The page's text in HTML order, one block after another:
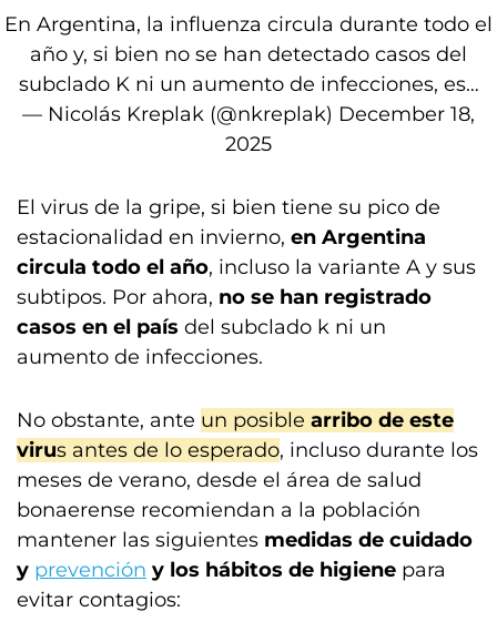
En Argentina, la influenza circula durante todo el
año y, si bien no se han detectado casos del
subclado K ni un aumento de infecciones, es…
— Nicolás Kreplak (@nkreplak) December 18,
2025
El virus de la gripe, si bien tiene su pico de
estacionalidad en invierno, en Argentina
circula todo el año, incluso la variante A y sus
subtipos. Por ahora, no se han registrado
casos en el país del subclado k ni un
aumento de infecciones.
No obstante, ante un posible arribo de este
virus antes de lo esperado, incluso durante los
meses de verano, desde el área de salud
bonaerense recomiendan a la población
mantener las siguientes medidas de cuidado
y prevención y los hábitos de higiene para
evitar contagios: